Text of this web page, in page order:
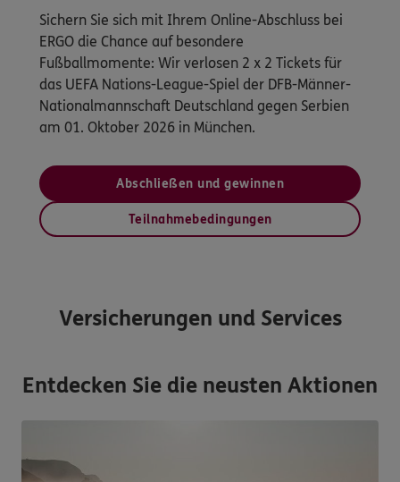
Sichern Sie sich mit Ihrem Online-Abschluss bei
ERGO die Chance auf besondere
Fußballmomente: Wir verlosen 2 x 2 Tickets für
das UEFA Nations-League-Spiel der DFB-Männer-
Nationalmannschaft Deutschland gegen Serbien
am 01. Oktober 2026 in München.
Abschließen und gewinnen
Teilnahmebedingungen
Versicherungen und Services
Entdecken Sie die neusten Aktionen